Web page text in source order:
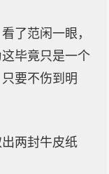
了范闲一眼，
毕竟只是一个
要不伤到明
两封牛皮纸